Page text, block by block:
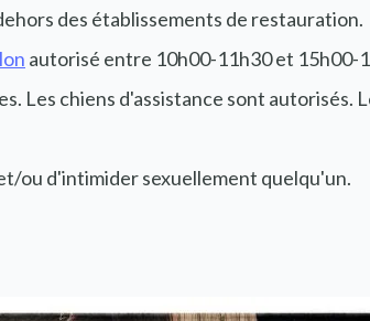
des établissements de restauration.
autorisé entre 10h00-11h30 et 15h00-
Les chiens d'assistance sont autorisés.
ou d'intimider sexuellement quelqu'un.